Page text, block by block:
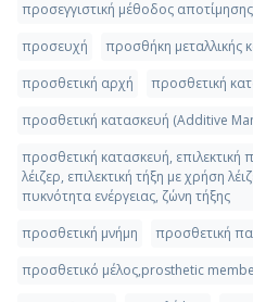
προσεγγιστική μέθοδος αποτίμησης
προσευχή
προσθήκη μεταλλικής
προσθετική αρχή
προσθετική
προσθετική κατασκευή (Additive
προσθετική κατασκευή,
λέιζερ, επιλεκτική τήξη με χρήση
πυκνότητα ενέργειας, ζώνη τήξης
προσθετική μνήμη
προσθετική
προσθετικό μέλος,prosthetic